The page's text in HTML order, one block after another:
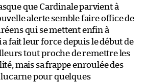
que Cardinale parvient à
alerte semble faire office de
qui se mettent enfin à
fait leur force depuis le début de
tout proche de remettre les
mais sa frappe enroulée des
pour quelques